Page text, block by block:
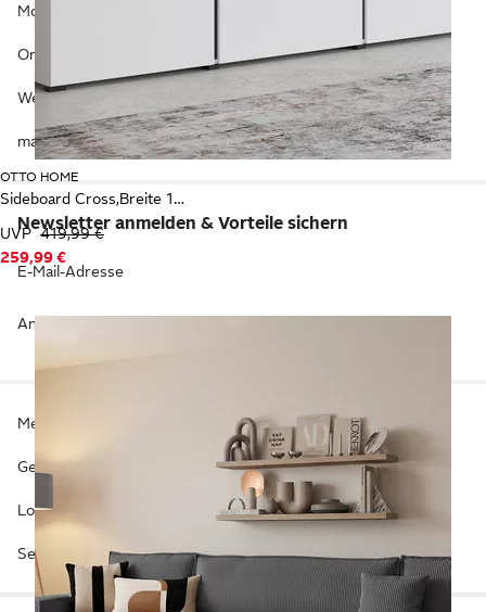
OTTO HOME
Sideboard Cross,Breite 180 cm, moderne grifflose Kommode,3 Türen/3 Schubkästen
UVP 419,99 €
259,99 €
Moderne Möbel
Originelle Möbel
Werkzeug Möbel
made Möbel
Newsletter anmelden & Vorteile sichern
E-Mail-Adresse
Anmelden
Mein Konto
Geschenkgutscheine
Lob & Kritik
Service